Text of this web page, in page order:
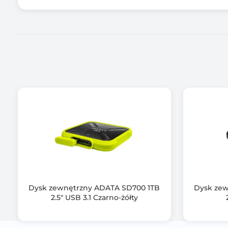
Gwarancja producenta [mies.]
Dysk zewnętrzny ADATA SD700 1TB
2.5" USB 3.1 Czarno-żółty
Dysk